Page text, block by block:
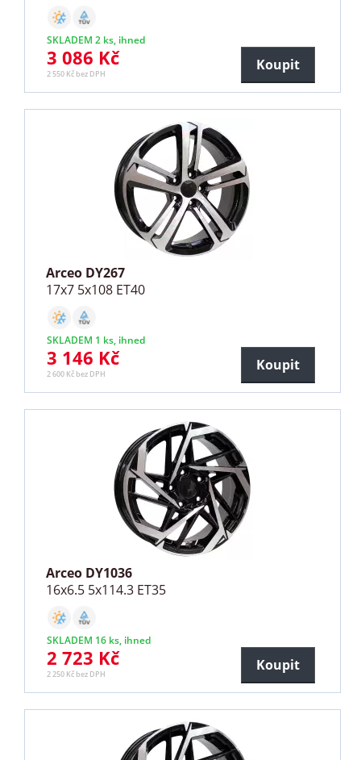
SKLADEM 2 ks, ihned
3 086 Kč
2 550 Kč bez DPH
Koupit
Arceo DY267
17x7 5x108 ET40
SKLADEM 1 ks, ihned
3 146 Kč
2 600 Kč bez DPH
Koupit
Arceo DY1036
16x6.5 5x114.3 ET35
SKLADEM 16 ks, ihned
2 723 Kč
2 250 Kč bez DPH
Koupit